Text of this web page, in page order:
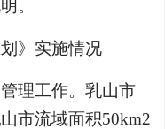
。
》实施情况
理工作。乳山市
市流域面积50km2